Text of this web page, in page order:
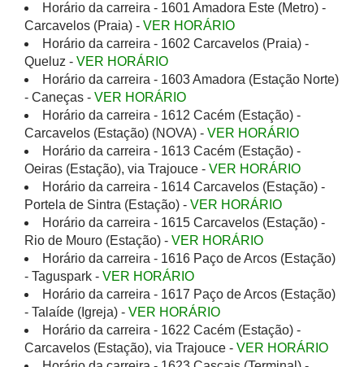
Horário da carreira - 1601 Amadora Este (Metro) -
Carcavelos (Praia) - VER HORÁRIO
Horário da carreira - 1602 Carcavelos (Praia) -
Queluz - VER HORÁRIO
Horário da carreira - 1603 Amadora (Estação Norte)
- Caneças - VER HORÁRIO
Horário da carreira - 1612 Cacém (Estação) -
Carcavelos (Estação) (NOVA) - VER HORÁRIO
Horário da carreira - 1613 Cacém (Estação) -
Oeiras (Estação), via Trajouce - VER HORÁRIO
Horário da carreira - 1614 Carcavelos (Estação) -
Portela de Sintra (Estação) - VER HORÁRIO
Horário da carreira - 1615 Carcavelos (Estação) -
Rio de Mouro (Estação) - VER HORÁRIO
Horário da carreira - 1616 Paço de Arcos (Estação)
- Taguspark - VER HORÁRIO
Horário da carreira - 1617 Paço de Arcos (Estação)
- Talaíde (Igreja) - VER HORÁRIO
Horário da carreira - 1622 Cacém (Estação) -
Carcavelos (Estação), via Trajouce - VER HORÁRIO